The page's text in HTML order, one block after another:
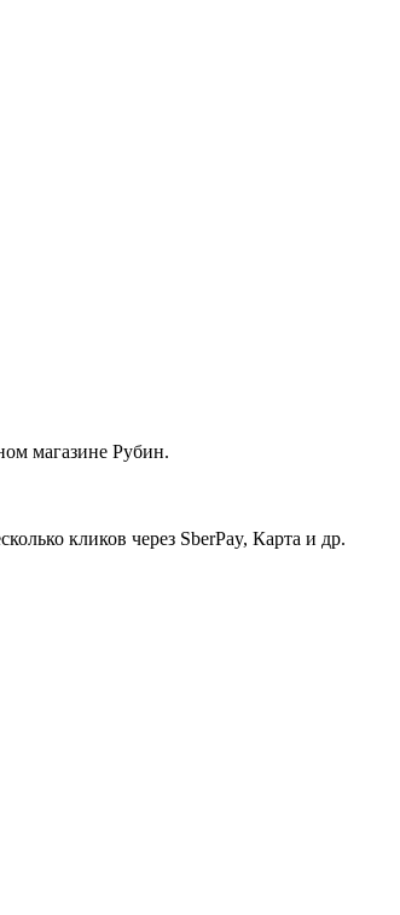
магазине Рубин.
кликов через SberPay, Карта и др.